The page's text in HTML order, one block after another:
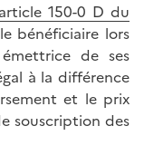
article 150-0 D du
bénéficiaire lors
de ses
à la différence
et le prix
souscription des